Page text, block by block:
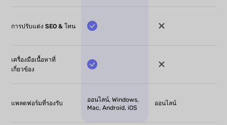
การปรับแต่ง SEO & โทน
เครื่องมือเนื้อหาที่
เกี่ยวข้อง
แพลตฟอร์มที่รองรับ
ออนไลน์, Windows,
Mac, Android, iOS
ออนไลน์